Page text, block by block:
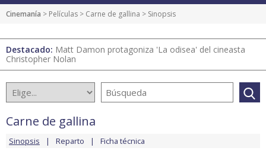
Cinemanía > Películas > Carne de gallina > Sinopsis
Destacado: Matt Damon protagoniza 'La odisea' del cineasta
Christopher Nolan
Carne de gallina
Sinopsis Reparto Ficha técnica